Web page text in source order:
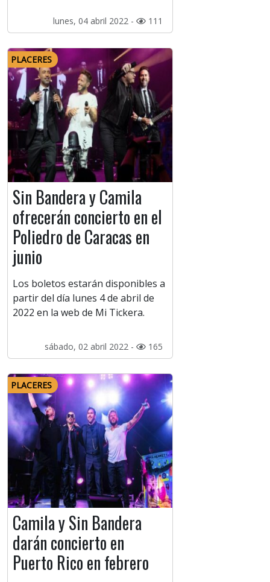
lunes, 04 abril 2022 - 111
PLACERES
Sin Bandera y Camila
ofrecerán concierto en el
Poliedro de Caracas en
junio
Los boletos estarán disponibles a
partir del día lunes 4 de abril de
2022 en la web de Mi Tickera.
sábado, 02 abril 2022 - 165
PLACERES
Camila y Sin Bandera
darán concierto en
Puerto Rico en febrero